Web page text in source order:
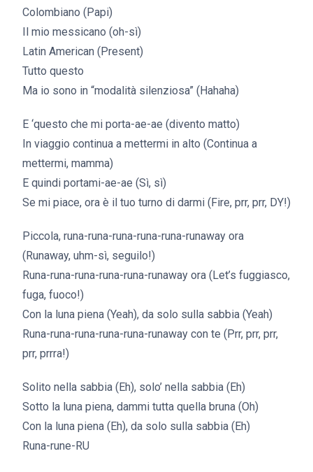
Colombiano (Papi)
Il mio messicano (oh-sì)
Latin American (Present)
Tutto questo
Ma io sono in “modalità silenziosa” (Hahaha)
E ‘questo che mi porta-ae-ae (divento matto)
In viaggio continua a mettermi in alto (Continua a
mettermi, mamma)
E quindi portami-ae-ae (Sì, sì)
Se mi piace, ora è il tuo turno di darmi (Fire, prr, prr, DY!)
Piccola, runa-runa-runa-runa-runa-runaway ora
(Runaway, uhm-sì, seguilo!)
Runa-runa-runa-runa-runa-runaway ora (Let’s fuggiasco,
fuga, fuoco!)
Con la luna piena (Yeah), da solo sulla sabbia (Yeah)
Runa-runa-runa-runa-runa-runaway con te (Prr, prr, prr,
prr, prrra!)
Solito nella sabbia (Eh), solo’ nella sabbia (Eh)
Sotto la luna piena, dammi tutta quella bruna (Oh)
Con la luna piena (Eh), da solo sulla sabbia (Eh)
Runa-rune-RU